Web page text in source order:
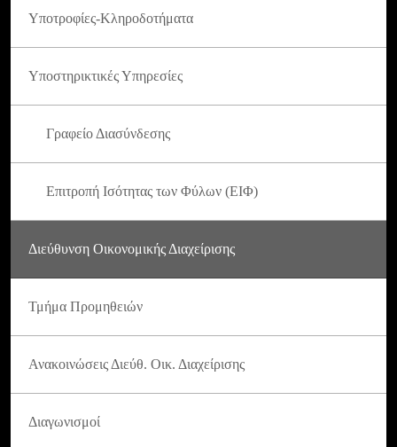
Υποτροφίες-Κληροδοτήματα
Υποστηρικτικές Υπηρεσίες
Γραφείο Διασύνδεσης
Επιτροπή Ισότητας των Φύλων (ΕΙΦ)
Διεύθυνση Οικονομικής Διαχείρισης
Τμήμα Προμηθειών
Ανακοινώσεις Διεύθ. Οικ. Διαχείρισης
Διαγωνισμοί